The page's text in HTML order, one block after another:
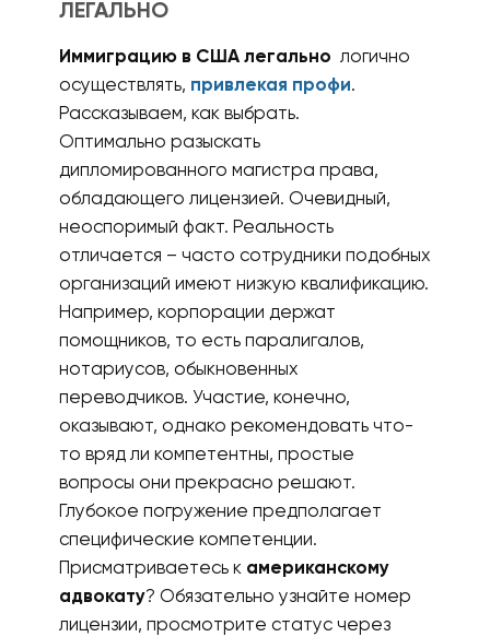
ЛЕГАЛЬНО
Иммиграцию в США легально логично
осуществлять, привлекая профи.
Рассказываем, как выбрать.
Оптимально разыскать
дипломированного магистра права,
обладающего лицензией. Очевидный,
неоспоримый факт. Реальность
отличается – часто сотрудники подобных
организаций имеют низкую квалификацию.
Например, корпорации держат
помощников, то есть паралигалов,
нотариусов, обыкновенных
переводчиков. Участие, конечно,
оказывают, однако рекомендовать что-
то вряд ли компетентны, простые
вопросы они прекрасно решают.
Глубокое погружение предполагает
специфические компетенции.
Присматриваетесь к американскому
адвокату? Обязательно узнайте номер
лицензии, просмотрите статус через